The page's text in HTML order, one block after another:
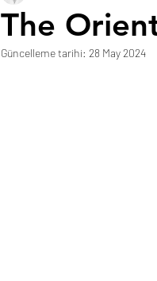
The
Güncelleme tarihi: 28 May 2024